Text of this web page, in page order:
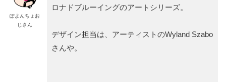
ぽよんちょお
じさん
ロナドブルーイングのアートシリーズ。
デザイン担当は、アーティストのWyland Szabo
さんや。